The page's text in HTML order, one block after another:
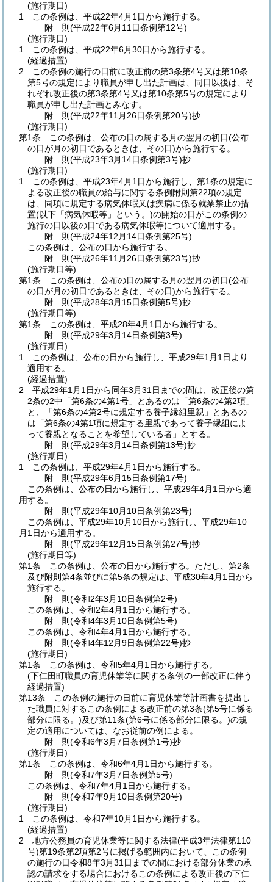
(施行期日)
1
この条例は、平成22年4月1日から施行する。
附 則(平成22年6月11日条例第12号)
(施行期日)
1
この条例は、平成22年6月30日から施行する。
(経過措置)
2
この条例の施行の日前に改正前の第3条第4号又は第10条
第5号の規定により職員が申し出た計画は、同日以後は、そ
れぞれ改正後の第3条第4号又は第10条第5号の規定により
職員が申し出た計画とみなす。
附 則(平成22年11月26日条例第20号)抄
(施行期日)
第1条
この条例は、公布の日の属する月の翌月の初日(公布
の日が月の初日であるときは、その日)から施行する。
附 則(平成23年3月14日条例第3号)抄
(施行期日)
1
この条例は、平成23年4月1日から施行し、第1条の規定に
よる改正後の職員の給与に関する条例附則第22項の規定
は、同項に規定する病気休暇又は疾病に係る就業禁止の措
置(以下「病気休暇等」という。)の開始の日がこの条例の
施行の日以後の日である病気休暇等について適用する。
附 則(平成24年12月14日条例第25号)
この条例は、公布の日から施行する。
附 則(平成26年11月26日条例第23号)抄
(施行期日等)
第1条
この条例は、公布の日の属する月の翌月の初日(公布
の日が月の初日であるときは、その日)から施行する。
附 則(平成28年3月15日条例第5号)抄
(施行期日等)
第1条
この条例は、平成28年4月1日から施行する。
附 則(平成29年3月14日条例第3号)
(施行期日)
1
この条例は、公布の日から施行し、平成29年1月1日より
適用する。
(経過措置)
2
平成29年1月1日から同年3月31日までの間は、改正後の第
2条の2中「第6条の4第1号」とあるのは「第6条の4第2項」
と、「第6条の4第2号に規定する養子縁組里親」とあるの
は「第6条の4第1項に規定する里親であって養子縁組によ
って養親となることを希望している者」とする。
附 則(平成29年3月14日条例第13号)抄
(施行期日)
1
この条例は、平成29年4月1日から施行する。
附 則(平成29年6月15日条例第17号)
この条例は、公布の日から施行し、平成29年4月1日から適
用する。
附 則(平成29年10月10日条例第23号)
この条例は、平成29年10月10日から施行し、平成29年10
月1日から適用する。
附 則(平成29年12月15日条例第27号)抄
(施行期日等)
第1条
この条例は、公布の日から施行する。 ただし、第2条
及び附則第4条並びに第5条の規定は、平成30年4月1日から
施行する。
附 則(令和2年3月10日条例第2号)
この条例は、令和2年4月1日から施行する。
附 則(令和4年3月10日条例第5号)
この条例は、令和4年4月1日から施行する。
附 則(令和4年12月9日条例第22号)抄
(施行期日)
第1条
この条例は、令和5年4月1日から施行する。
(下仁田町職員の育児休業等に関する条例の一部改正に伴う
経過措置)
第13条
この条例の施行の日前に育児休業等計画書を提出し
た職員に対するこの条例による改正前の第3条(第5号に係る
部分に限る。)及び第11条(第6号に係る部分に限る。)の規
定の適用については、なお従前の例による。
附 則(令和6年3月7日条例第1号)抄
(施行期日)
第1条
この条例は、令和6年4月1日から施行する。
附 則(令和7年3月7日条例第5号)
この条例は、令和7年4月1日から施行する。
附 則(令和7年9月10日条例第20号)
(施行期日)
1
この条例は、令和7年10月1日から施行する。
(経過措置)
2
地方公務員の育児休業等に関する法律(平成3年法律第110
号)第19条第2項第2号に掲げる範囲内において、この条例
の施行の日令和8年3月31日までの間における部分休業の承
認の請求をする場合におけるこの条例による改正後の下仁